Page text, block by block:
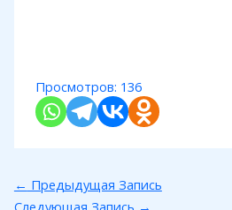
Просмотров: 136
← Предыдущая Запись
Следующая Запись →